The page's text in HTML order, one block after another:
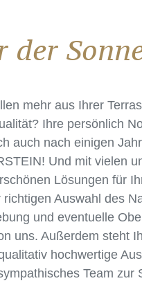
der
mehr aus Ihrer
Ihre persönlich
auch nach einigen
Und mit vielen
Lösungen für
richtigen Auswahl des
und eventuelle
uns. Außerdem steht
hochwertige
Team zur